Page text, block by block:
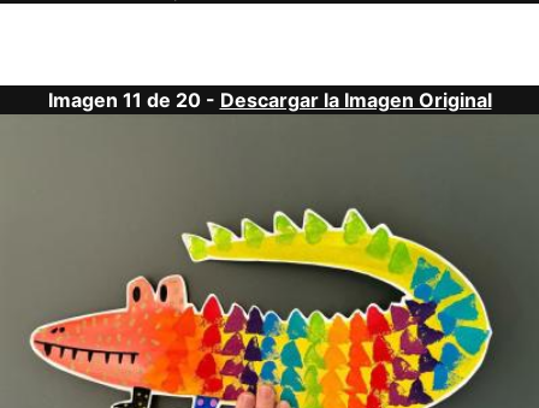
Imagen 11 de 20 - Descargar la Imagen Original